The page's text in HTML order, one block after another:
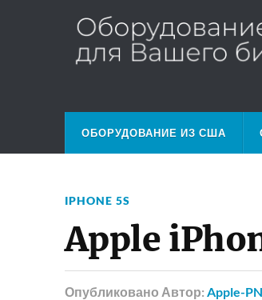
ОБОРУДОВАНИЕ ИЗ США
IPHONE 5S
Apple
Опубликовано Автор: Apple-